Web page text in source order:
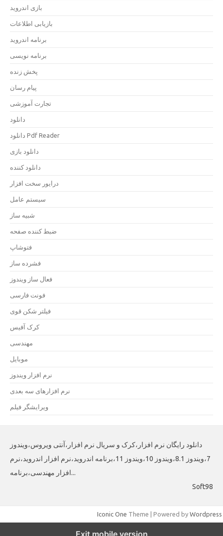
بازی اندروید
بازیابی اطلاعات
برنامه اندروید
برنامه نویسی
پخش زنده
پیام رسان
تجارت آموزشی
دانلود
دانلود Pdf Reader
دانلود بازی
دانلود کننده
درایور سخت افزار
سیستم عامل
شبیه ساز
ضبط کننده صفحه
فتوشاپ
فشرده ساز
فعال ساز ویندوز
فونت فارسی
فیلتر شکن قوی
کرک آفیس
مهندسی
موبایل
نرم افزار ویندوز
نرم افزارهای سه بعدی
ویرایشگر فیلم
دانلود رایگان نرم افزار،کرک و سریال نرم افزار،آنتی ویروس،ویندوز
7،ویندوز 8.1،ویندوز 10،ویندوز 11،برنامه اندروید،نرم افزار اندروید،نرم
افزار مهندسی،برنامه...
Soft98
Iconic One Theme | Powered by Wordpress
Exit mobile version